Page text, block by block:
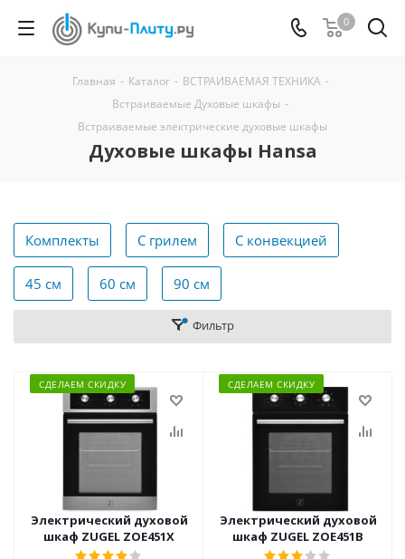
0
Главная - Каталог - ВСТРАИВАЕМАЯ ТЕХНИКА -
Встраиваемые Духовые шкафы -
Встраиваемые электрические духовые шкафы
Духовые шкафы Hansa
Комплекты С грилем С конвекцией
45 см 60 см 90 см
Фильтр
СДЕЛАЕМ СКИДКУ
Электрический духовой
шкаф ZUGEL ZOE451X
СДЕЛАЕМ СКИДКУ
Электрический духовой
шкаф ZUGEL ZOE451B